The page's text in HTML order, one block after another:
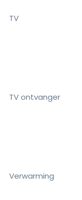
TV
TV ontvanger
Verwarming